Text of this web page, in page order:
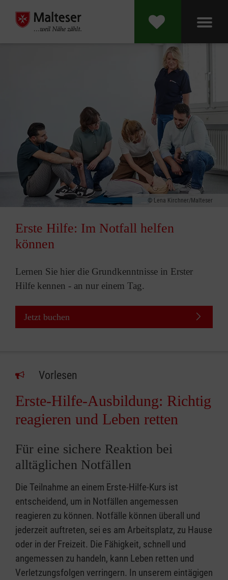
Lena Kirchner/Malteser
Erste Hilfe: Im Notfall helfen
können
Lernen Sie hier die Grundkenntnisse in Erster
Hilfe kennen - an nur einem Tag.
Jetzt buchen
Vorlesen
Erste-Hilfe-Ausbildung: Richtig
reagieren und Leben retten
Für eine sichere Reaktion bei
alltäglichen Notfällen
Die Teilnahme an einem Erste-Hilfe-Kurs ist
entscheidend, um in Notfällen angemessen
reagieren zu können. Notfälle können überall und
jederzeit auftreten, sei es am Arbeitsplatz, zu Hause
oder in der Freizeit. Die Fähigkeit, schnell und
angemessen zu handeln, kann Leben retten und
Verletzungsfolgen verringern. In unserem eintägigen